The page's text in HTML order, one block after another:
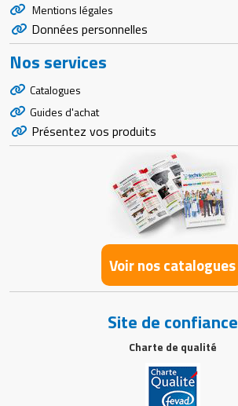
Mentions légales
Données personnelles
Nos services
Catalogues
Guides d'achat
Présentez vos produits
Voir nos catalogues
Site de confiance
Charte de qualité